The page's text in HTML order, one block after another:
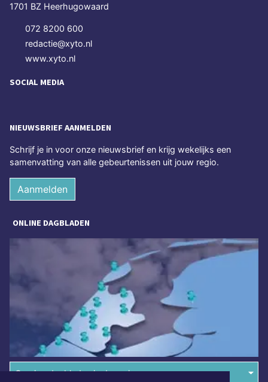
1701 BZ Heerhugowaard
072 8200 600
redactie@xyto.nl
www.xyto.nl
SOCIAL MEDIA
NIEUWSBRIEF AANMELDEN
Schrijf je in voor onze nieuwsbrief en krijg wekelijks een
samenvatting van alle gebeurtenissen uit jouw regio.
Aanmelden
ONLINE DAGBLADEN
Overige dagbladen in de regio